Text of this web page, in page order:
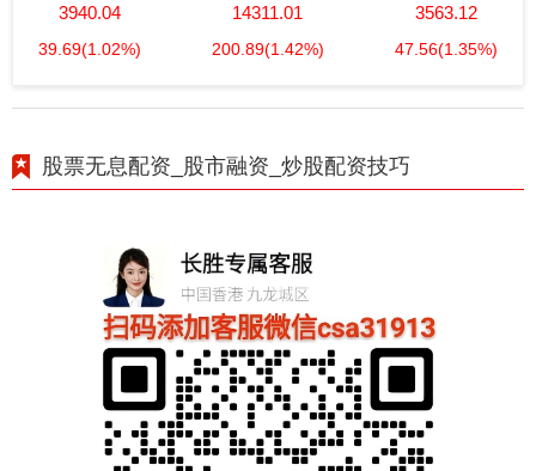
3940.04
39.69(1.02%)
14311.01
200.89(1.42%)
3563.12
47.56(1.35%)
股票无息配资_股市融资_炒股配资技巧